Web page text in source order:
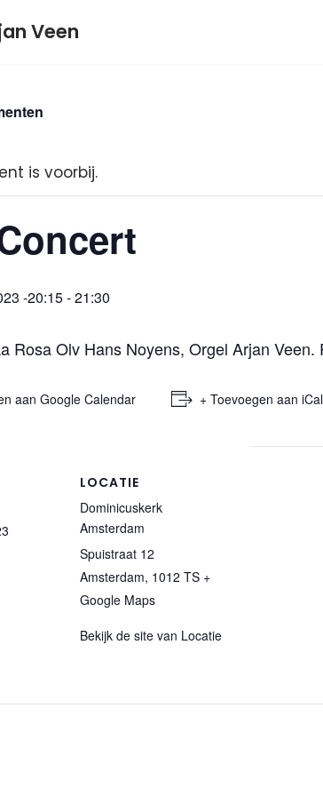
Veen
is voorbij.
-20:15-21:30
Rosa Olv Hans Noyens, Orgel Arjan
aan Google Calendar + Toevoegen aan
LOCATIE
Dominicuskerk
Amsterdam
Spuistraat 12
Amsterdam, 1012 TS +
Google Maps
Bekijk de site van Locatie